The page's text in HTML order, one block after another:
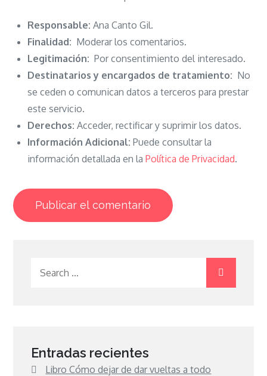
Responsable: Ana Canto Gil.
Finalidad: Moderar los comentarios.
Legitimación: Por consentimiento del interesado.
Destinatarios y encargados de tratamiento: No
se ceden o comunican datos a terceros para prestar
este servicio.
Derechos: Acceder, rectificar y suprimir los datos.
Información Adicional: Puede consultar la
información detallada en laPolítica de Privacidad.
Entradas recientes
Libro Cómo dejar de dar vueltas a todo